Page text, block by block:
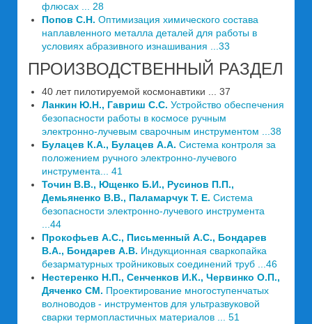
флюсах ... 28
Попов С.Н. Оптимизация химического состава
наплавленного металла деталей для работы в
условиях абразивного изнашивания ...33
ПРОИЗВОДСТВЕННЫЙ РАЗДЕЛ
40 лет пилотируемой космонавтики ... 37
Ланкин Ю.Н., Гавриш С.С. Устройство обеспечения
безопасности работы в космосе ручным
электронно-лучевым сварочным инструментом ...38
Булацев К.А., Булацев А.А. Система контроля за
положением ручного электронно-лучевого
инструмента... 41
Точин В.В., Ющенко Б.И., Русинов П.П.,
Демьяненко В.В., Паламарчук Т. Е. Система
безопасности электронно-лучевого инструмента
...44
Прокофьев А.С., Письменный А.С., Бондарев
В.А., Бондарев А.В. Индукционная сваркопайка
безарматурных тройниковых соединений труб ...46
Нестеренко Н.П., Сенченков И.К., Червинко О.П.,
Дяченко СМ. Проектирование многоступенчатых
волноводов - инструментов для ультразвуковой
сварки термопластичных материалов ... 51